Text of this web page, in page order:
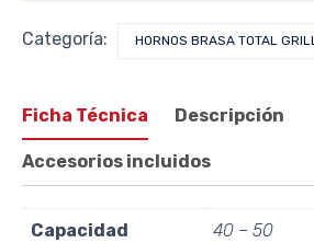
Categoría: HORNOS BRASA TOTAL GRILL
Ficha Técnica Descripción
Accesorios incluidos
Capacidad
40 – 50